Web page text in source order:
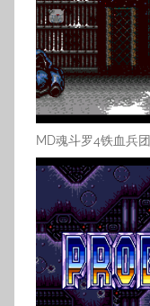
MD魂斗罗4铁血兵团